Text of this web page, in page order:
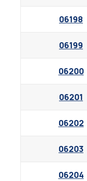
06198
06199
06200
06201
06202
06203
06204